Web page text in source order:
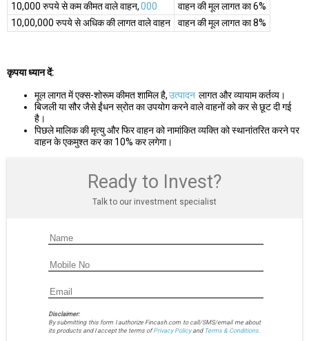
10,000 रुपये से कम कीमत वाले वाहन,000
वाहन की मूल लागत का 6%
10,00,000 रुपये से अधिक की लागत वाले वाहन
वाहन की मूल लागत का 8%
कृपया ध्यान दें:
मूल लागत में एक्स-शोरूम कीमत शामिल है,उत्पादन लागत और व्यायाम कर्तव्य।
बिजली या सौर जैसे ईंधन स्रोत का उपयोग करने वाले वाहनों को कर से छूट दी गई
है।
पिछले मालिक की मृत्यु और फिर वाहन को नामांकित व्यक्ति को स्थानांतरित करने पर
वाहन के एकमुश्त कर का 10% कर लगेगा।
Ready to Invest?
Talk to our investment specialist
Disclaimer:
By submitting this form I authorize Fincash.com to call/SMS/email me about
its products and I accept the terms ofPrivacy Policyand Terms & Conditions.